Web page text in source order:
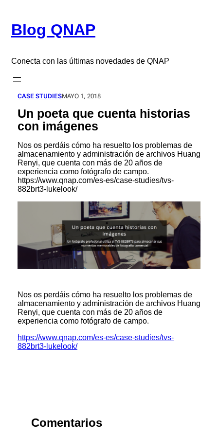
contenido
Blog QNAP
Conecta con las últimas novedades de QNAP
CASE STUDIESMAYO 1, 2018
Un poeta que cuenta historias
con imágenes
Nos os perdáis cómo ha resuelto los problemas de
almacenamiento y administración de archivos Huang
Renyi, que cuenta con más de 20 años de
experiencia como fotógrafo de campo.
https://www.qnap.com/es-es/case-studies/tvs-
882brt3-lukelook/
Nos os perdáis cómo ha resuelto los problemas de
almacenamiento y administración de archivos Huang
Renyi, que cuenta con más de 20 años de
experiencia como fotógrafo de campo.
https://www.qnap.com/es-es/case-studies/tvs-
882brt3-lukelook/
Comentarios